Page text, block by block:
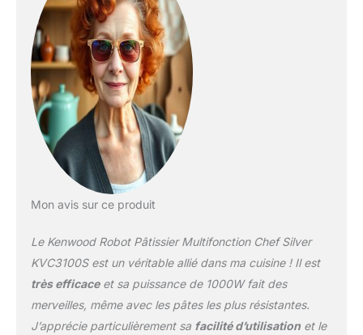
MOUVEMENT
PLANÉTAIRE : Le
mouvement planétaire
permet de mélanger et
pétrir les ingrédients de
manière optimale pour
des résultats de vrai
Chef KIT PATISSERIE : Le
batteur K, le pétrin et le
fouet vous permettront
OPTIONNELS :
Développez votre
créativité grâce à une
accessoires. Vous
pourrez mixer, trancher,
Mon avis sur ce produit
Le Kenwood Robot Pâtissier Multifonction Chef Silver
KVC3100S est un véritable allié dans ma cuisine ! Il est
très efficaceet sa puissance de 1000W fait des
merveilles, même avec les pâtes les plus résistantes.
J’apprécie particulièrement sa facilité d’utilisationet le